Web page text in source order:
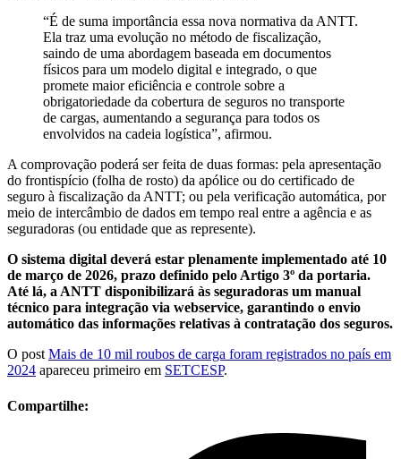
“É de suma importância essa nova normativa da ANTT.
Ela traz uma evolução no método de fiscalização,
saindo de uma abordagem baseada em documentos
físicos para um modelo digital e integrado, o que
promete maior eficiência e controle sobre a
obrigatoriedade da cobertura de seguros no transporte
de cargas, aumentando a segurança para todos os
envolvidos na cadeia logística”, afirmou.
A comprovação poderá ser feita de duas formas: pela apresentação
do frontispício (folha de rosto) da apólice ou do certificado de
seguro à fiscalização da ANTT; ou pela verificação automática, por
meio de intercâmbio de dados em tempo real entre a agência e as
seguradoras (ou entidade que as represente).
O sistema digital deverá estar plenamente implementado até 10
de março de 2026, prazo definido pelo Artigo 3º da portaria.
Até lá, a ANTT disponibilizará às seguradoras um manual
técnico para integração via webservice, garantindo o envio
automático das informações relativas à contratação dos seguros.
O postMais de 10 mil roubos de carga foram registrados no país em
2024 apareceu primeiro em SETCESP.
Compartilhe: